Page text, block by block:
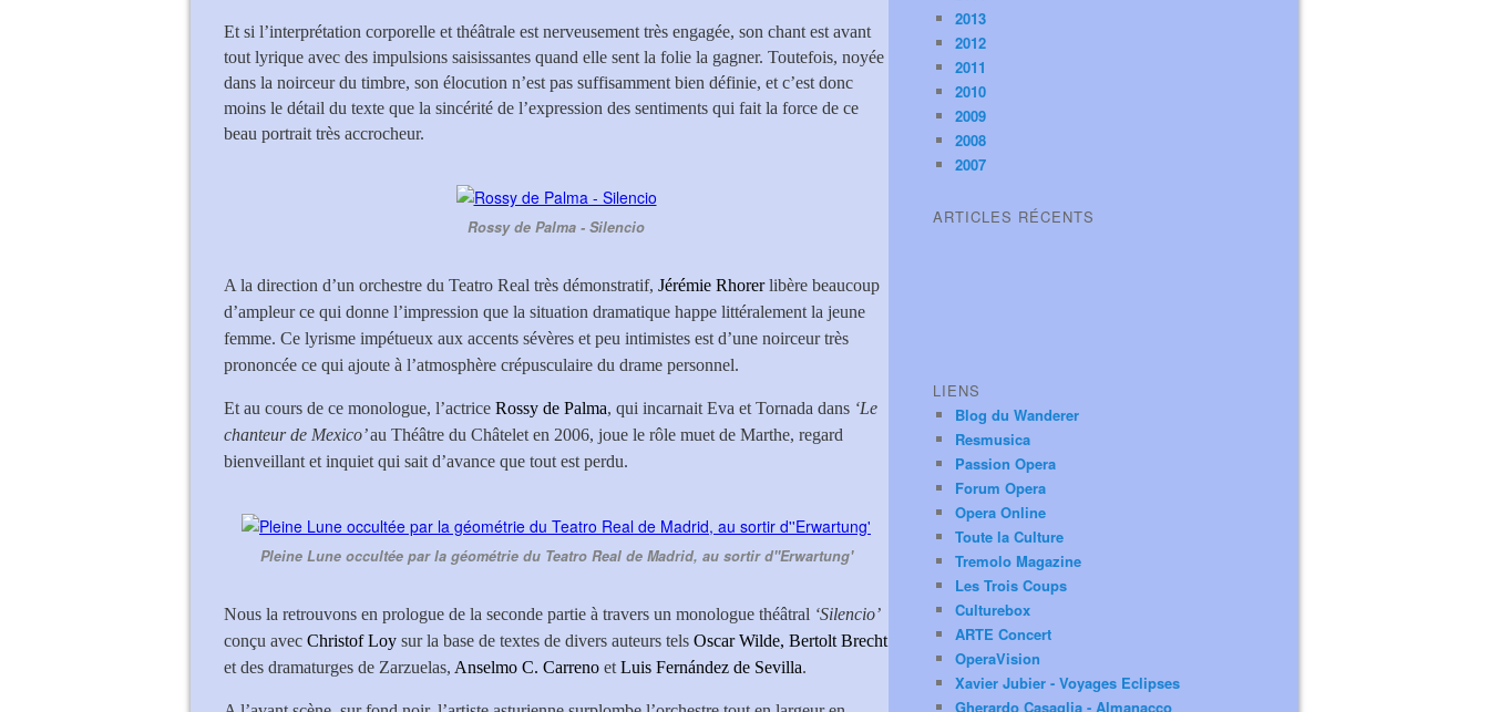
Et si l’interprétation corporelle et théâtrale est nerveusement très engagée, son chant est avant
tout lyrique avec des impulsions saisissantes quand elle sent la folie la gagner. Toutefois, noyée
dans la noirceur du timbre, son élocution n’est pas suffisamment bien définie, et c’est donc
moins le détail du texte que la sincérité de l’expression des sentiments qui fait la force de ce
beau portrait très accrocheur.
Rossy de Palma - Silencio
A la direction d’un orchestre du Teatro Real très démonstratif, Jérémie Rhorerlibère beaucoup
d’ampleur ce qui donne l’impression que la situation dramatique happe littéralement la jeune
femme. Ce lyrisme impétueux aux accents sévères et peu intimistes est d’une noirceur très
prononcée ce qui ajoute à l’atmosphère crépusculaire du drame personnel.
Et au cours de ce monologue, l’actrice Rossy de Palma, qui incarnait Eva et Tornada dans ‘Le
chanteur de Mexico’au Théâtre du Châtelet en 2006, joue le rôle muet de Marthe, regard
bienveillant et inquiet qui sait d’avance que tout est perdu.
Pleine Lune occultée par la géométrie du Teatro Real de Madrid, au sortir d''Erwartung'
Nous la retrouvons en prologue de la seconde partie à travers un monologue théâtral ‘Silencio’
conçu avec Christof Loy sur la base de textes de divers auteurs tels Oscar Wilde, Bertolt Brecht
et des dramaturges de Zarzuelas, Anselmo C. Carreno et Luis Fernández de Sevilla.
2013
2012
2011
2010
2009
2008
2007
ARTICLES RÉCENTS
LIENS
Blog du Wanderer
Resmusica
Passion Opera
Forum Opera
Opera Online
Toute la Culture
Tremolo Magazine
Les Trois Coups
Culturebox
ARTE Concert
OperaVision
Xavier Jubier - Voyages Eclipses
Gherardo Casaglia - Almanacco